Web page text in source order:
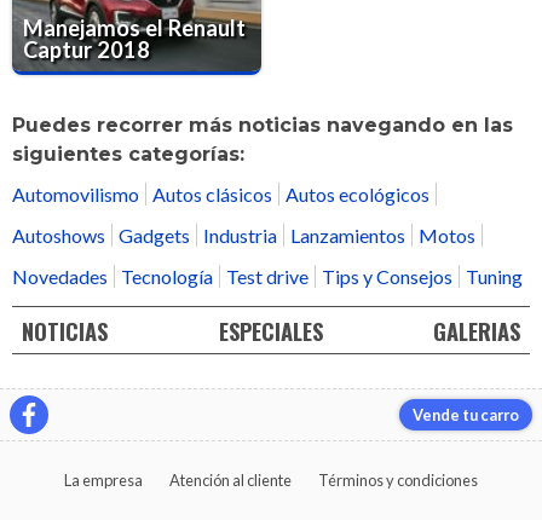
Manejamos el Renault
Captur 2018
Puedes recorrer más noticias navegando en las
siguientes categorías:
Automovilismo Autos clásicos
Autos ecológicos
Autoshows
Gadgets Industria Lanzamientos
Motos
Novedades
Tecnología Test drive Tips y Consejos Tuning
NOTICIAS ESPECIALES GALERIAS
Vende tu carro
La empresa Atención al cliente Términos y condiciones